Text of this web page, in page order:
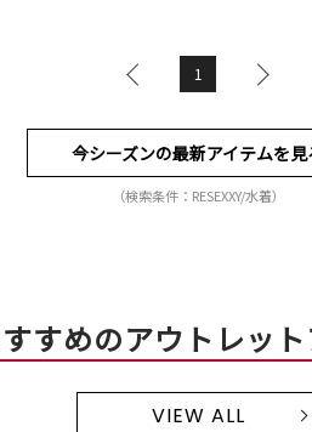
1
今シーズンの最新アイテムを見
（検索条件：RESEXXY/水着）
すめのアウトレッ
VIEW ALL